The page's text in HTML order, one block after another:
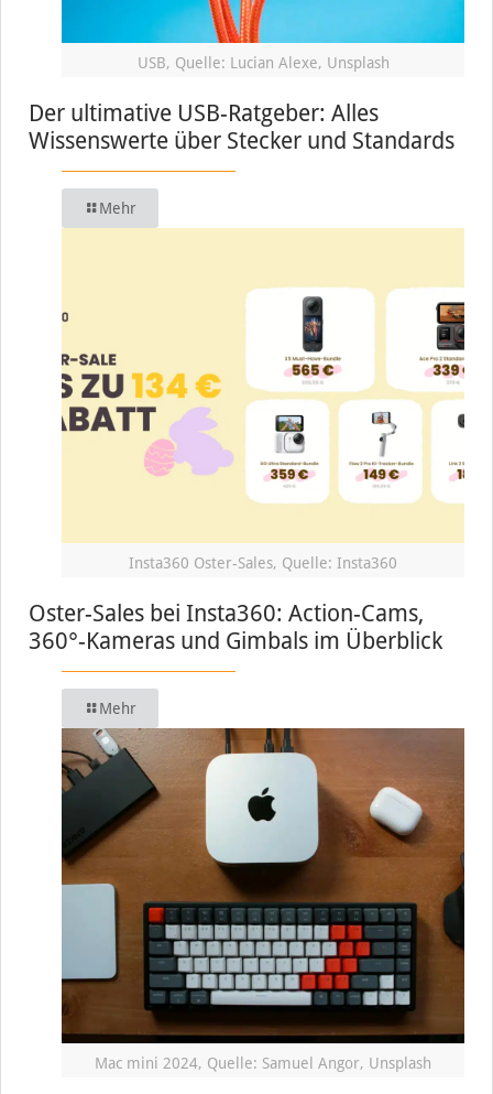
USB, Quelle: Lucian Alexe, Unsplash
Der ultimative USB-Ratgeber: Alles
Wissenswerte über Stecker und Standards
Mehr
Insta360 Oster-Sales, Quelle: Insta360
Oster-Sales bei Insta360: Action-Cams,
360°-Kameras und Gimbals im Überblick
Mehr
Mac mini 2024, Quelle: Samuel Angor, Unsplash